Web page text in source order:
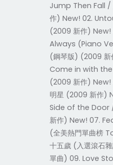
Jump Then Fall /
作) New! 02.
(2009 新作) New!
Always (Piano
(鋼琴版) (2009
Come in with the
(2009 新作)
明星 (2009 新作)
Side of the Door
新作) New! 07.
(全美熱門單曲榜
十五歲 (入選滾石
單曲) 09. Love